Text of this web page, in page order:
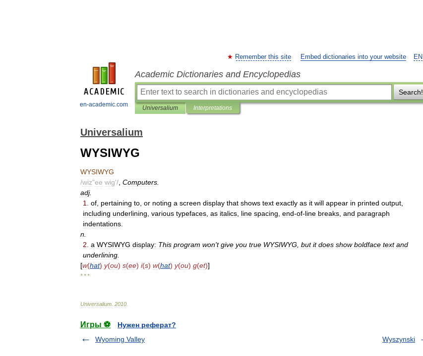
en-academic.com
EN
Remember this site Embed dictionaries into your website
Academic Dictionaries and Encyclopedias
Search!
Universalium Interpretations
Universalium
WYSIWYG
WYSIWYG
/wiz"ee wig'/ Computers
adj.
1
of pertaining to or noting a screen display that shows text exactly as it will appear in printed output
including underlining various typefaces as italics line spacing end-of-line breaks and paragraph
indentations
n
2 a WYSIWYG display: This program won't give you true WYSIWYG but it does show boldface text and
underlining
[w(hat) y(ou) s(ee) i(s) w(hat) y(ou) g(et)]
* * *
Universalium 2010
Игры ⚽
Нужен реферат?
Wyoming Valley
Wyszynski